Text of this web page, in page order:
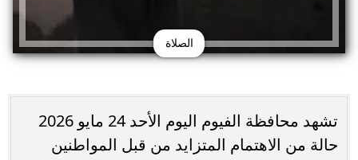
الصلاة
تشهد محافظة الفيوم اليوم الأحد 24 مايو 2026
حالة من الاهتمام المتزايد من قبل المواطنين